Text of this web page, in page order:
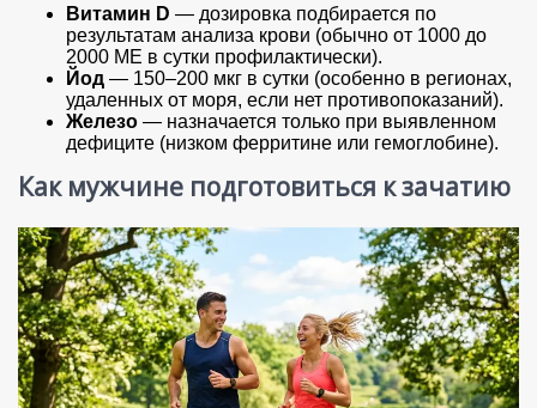
Витамин D — дозировка подбирается по
результатам анализа крови (обычно от 1000 до
2000 МЕ в сутки профилактически).
Йод — 150–200 мкг в сутки (особенно в регионах,
удаленных от моря, если нет противопоказаний).
Железо — назначается только при выявленном
дефиците (низком ферритине или гемоглобине).
Как мужчине подготовиться к зачатию